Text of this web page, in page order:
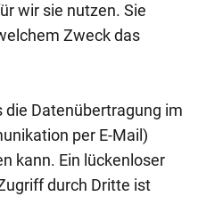
wir sie nutzen. Sie
Zweck das
die Datenübertragung im
per E-Mail)
kann. Ein lückenloser
durch Dritte ist